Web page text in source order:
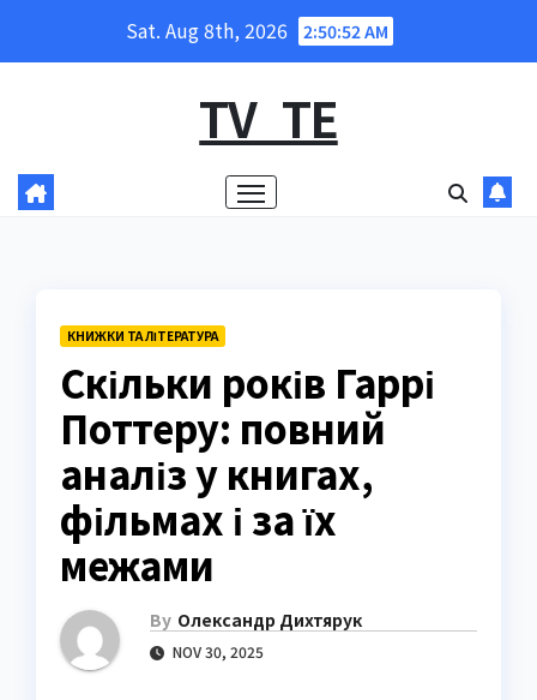
Sat. Aug 8th, 2026 2:50:54 AM
TV_TE
КНИЖКИ ТА ЛІТЕРАТУРА
Скільки років Гаррі
Поттеру: повний
аналіз у книгах,
фільмах і за їх
межами
By Олександр Дихтярук
NOV 30, 2025